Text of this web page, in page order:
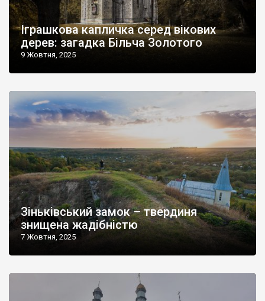
Іграшкова капличка серед вікових
дерев: загадка Більча Золотого
9 Жовтня, 2025
Зіньківський замок – твердиня
знищена жадібністю
7 Жовтня, 2025